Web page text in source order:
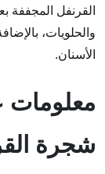
القرنفل المجففة
والحلويات،
الأسنان.
معلومات
شجرة